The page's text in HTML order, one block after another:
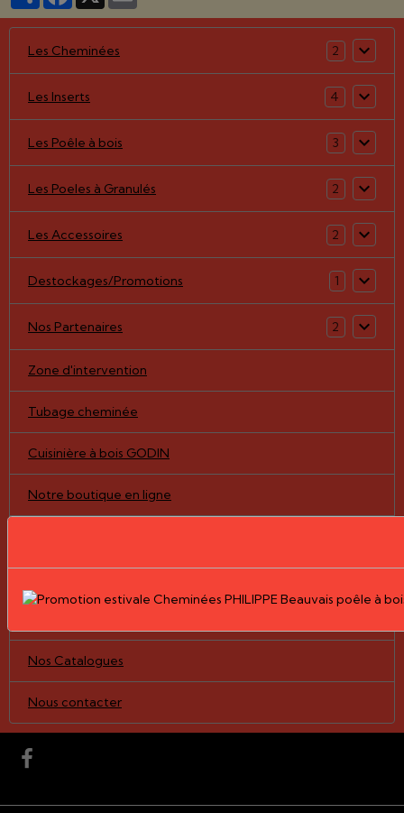
Les Cheminées 2
Les Inserts 4
Les Poêle à bois 3
Les Poeles à Granulés 2
Les Accessoires 2
Destockages/Promotions 1
Nos Partenaires 2
Zone d'intervention
Tubage cheminée
Cuisinière à bois GODIN
Notre boutique en ligne
Nos Catalogues
Nous contacter